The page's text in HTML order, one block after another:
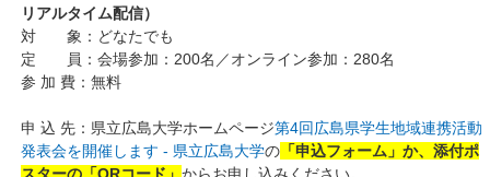
リアルタイム配信）
対 象：どなたでも
定 員：会場参加：200名／オンライン参加：280名
参 加 費：無料
申 込 先：県立広島大学ホームページ第4回広島県学生地域連携活動
発表会を開催します - 県立広島大学の 「申込フォーム」か、添付ポ
スターの「QRコード」からお申し込みください。